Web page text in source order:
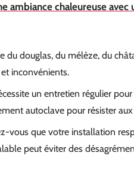
ambiance chaleureuse
du douglas, du mélèze, du
inconvénients.
un entretien régulier
autoclave pour résister
vous que votre installation
peut éviter des